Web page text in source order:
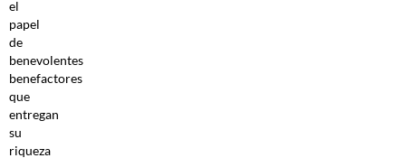
el
papel
de
benevolentes
benefactores
que
entregan
su
riqueza